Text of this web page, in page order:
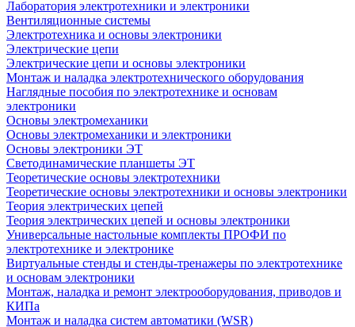
Лаборатория электротехники и электроники
Вентиляционные системы
Электротехника и основы электроники
Электрические цепи
Электрические цепи и основы электроники
Монтаж и наладка электротехнического оборудования
Наглядные пособия по электротехнике и основам
электроники
Основы электромеханики
Основы электромеханики и электроники
Основы электроники ЭТ
Светодинамические планшеты ЭТ
Теоретические основы электротехники
Теоретические основы электротехники и основы электроники
Теория электрических цепей
Теория электрических цепей и основы электроники
Универсальные настольные комплекты ПРОФИ по
электротехнике и электронике
Виртуальные стенды и стенды-тренажеры по электротехнике
и основам электроники
Монтаж, наладка и ремонт электрооборудования, приводов и
КИПа
Монтаж и наладка систем автоматики (WSR)